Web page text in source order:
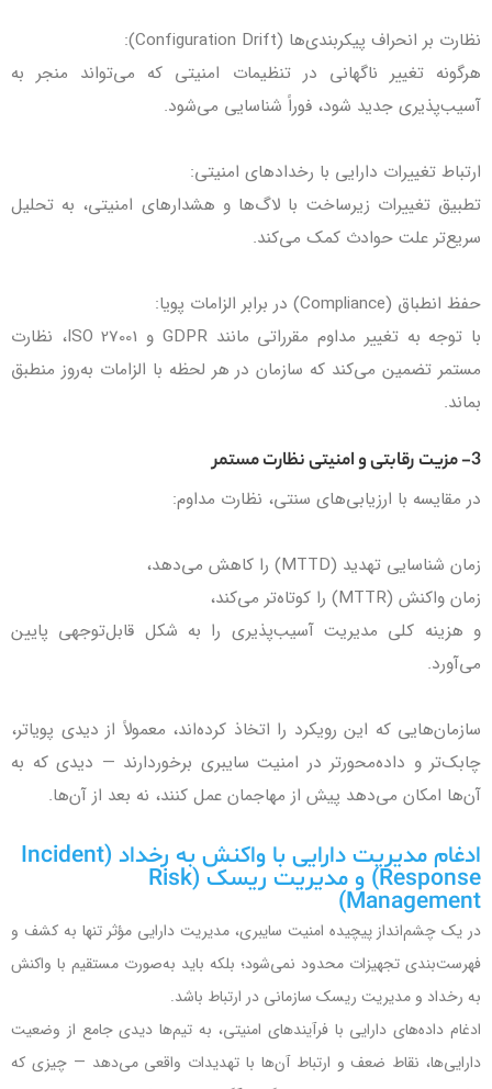
نظارت بر انحراف پیکربندی‌ها (Configuration Drift):
هرگونه تغییر ناگهانی در تنظیمات امنیتی که می‌تواند منجر به
آسیب‌پذیری جدید شود، فوراً شناسایی می‌شود.
ارتباط تغییرات دارایی با رخدادهای امنیتی:
تطبیق تغییرات زیرساخت با لاگ‌ها و هشدارهای امنیتی، به تحلیل
سریع‌تر علت حوادث کمک می‌کند.
حفظ انطباق (Compliance) در برابر الزامات پویا:
با توجه به تغییر مداوم مقرراتی مانند GDPR و ISO 27001، نظارت
مستمر تضمین می‌کند که سازمان در هر لحظه با الزامات به‌روز منطبق
بماند.
3- مزیت رقابتی و امنیتی نظارت مستمر
در مقایسه با ارزیابی‌های سنتی، نظارت مداوم:
زمان شناسایی تهدید (MTTD) را کاهش می‌دهد،
زمان واکنش (MTTR) را کوتاه‌تر می‌کند،
و هزینه کلی مدیریت آسیب‌پذیری را به شکل قابل‌توجهی پایین
می‌آورد.
سازمان‌هایی که این رویکرد را اتخاذ کرده‌اند، معمولاً از دیدی پویاتر،
چابک‌تر و داده‌محورتر در امنیت سایبری برخوردارند — دیدی که به
آن‌ها امکان می‌دهد پیش از مهاجمان عمل کنند، نه بعد از آن‌ها.
ادغام مدیریت دارایی با واکنش به رخداد (Incident
Response) و مدیریت ریسک (Risk
Management)
در یک چشم‌انداز پیچیده امنیت سایبری، مدیریت دارایی مؤثر تنها به کشف و
فهرست‌بندی تجهیزات محدود نمی‌شود؛ بلکه باید به‌صورت مستقیم با واکنش
به رخداد و مدیریت ریسک سازمانی در ارتباط باشد.
ادغام داده‌های دارایی با فرآیندهای امنیتی، به تیم‌ها دیدی جامع از وضعیت
دارایی‌ها، نقاط ضعف و ارتباط آن‌ها با تهدیدات واقعی می‌دهد — چیزی که